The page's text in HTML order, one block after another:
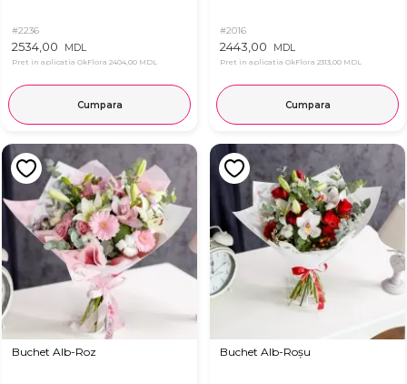
#2236
2534,00 MDL
Pret in aplicatia OkFlora 2404,00 MDL
Cumpara
#2016
2443,00 MDL
Pret in aplicatia OkFlora 2313,00 MDL
Cumpara
Buchet Alb-Roz Buchet Alb-Roșu